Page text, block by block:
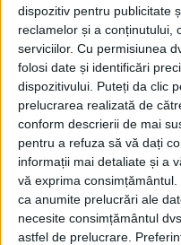
dispozitiv pentru publicitate
reclamelor și a conținutului,
serviciilor. Cu permisiunea
folosi date și identificări
dispozitivului. Puteți da clic
prelucrarea realizată de
conform descrierii de mai
pentru a refuza să vă dați
informații mai detaliate și a
vă exprima consimțământul.
ca anumite prelucrări ale
necesite consimțământul
astfel de prelucrare.
Banii de la județ
Caransebeș
1 MARTIE 2022, 01:43 PM
CARANSEBEȘ – Primarul
ce va face municipalitatea
alocate săptămâna trecută
Severin!